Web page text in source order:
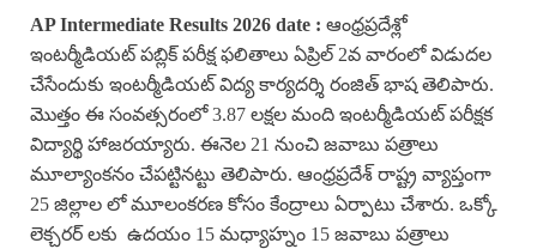
AP Intermediate Results 2026 date : ఆంధ్రప్రదేశ్లో
ఇంటర్మీడియట్ పబ్లిక్ పరీక్ష ఫలితాలు ఏప్రిల్ 2వ వారంలో విడుదల
చేసేందుకు ఇంటర్మీడియట్ విద్య కార్యదర్శి రంజిత్ భాష తెలిపారు.
మొత్తం ఈ సంవత్సరంలో 3.87 లక్షల మంది ఇంటర్మీడియట్ పరీక్షక
విద్యార్థి హాజరయ్యారు. ఈనెల 21 నుంచి జవాబు పత్రాలు
మూల్యాంకనం చేపట్టినట్టు తెలిపారు. ఆంధ్రప్రదేశ్ రాష్ట్ర వ్యాప్తంగా
25 జిల్లాల లో మూలంకరణ కోసం కేంద్రాలు ఏర్పాటు చేశారు. ఒక్కో
లెక్చరర్ లకు ఉదయం 15 మధ్యాహ్నం 15 జవాబు పత్రాలు